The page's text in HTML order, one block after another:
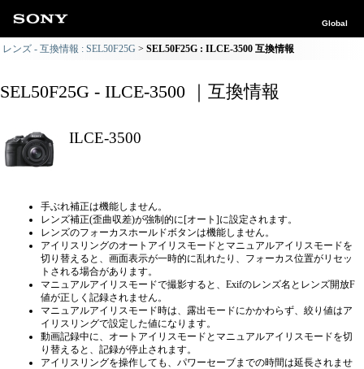
Global
レンズ - 互換情報 : SEL50F25G SEL50F25G : ILCE-3500 互換情報
SEL50F25G - ILCE-3500 ｜互換情報
ILCE-3500
手ぶれ補正は機能しません。
レンズ補正(歪曲収差)が強制的に[オート]に設定されます。
レンズのフォーカスホールドボタンは機能しません。
アイリスリングのオートアイリスモードとマニュアルアイリスモードを
切り替えると、画面表示が一時的に乱れたり、フォーカス位置がリセッ
トされる場合があります。
マニュアルアイリスモードで撮影すると、Exifのレンズ名とレンズ開放F
値が正しく記録されません。
マニュアルアイリスモード時は、露出モードにかかわらず、絞り値はア
イリスリングで設定した値になります。
動画記録中に、オートアイリスモードとマニュアルアイリスモードを切
り替えると、記録が停止されます。
アイリスリングを操作しても、パワーセーブまでの時間は延長されませ